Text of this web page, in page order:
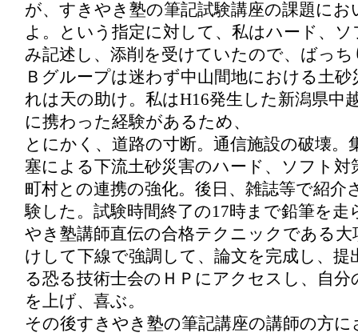
が、すきやき塾の筆記試験講座の課題にお
よ。という指定に対して、私はハード、
み記述し、添削を受けていたので、ばっち
Ｂグループは迷わず中山間地における土砂
れは天の助け。私はH16発生した新潟県中
に携わった経験があるため、
とにかく、道路の寸断。通信施設の破壊。
塞による下流土砂災害のハード、ソフト対
町村との連携の強化。後日、雑誌等で紹介
験した。試験時間終了の17時まで鉛筆を走
やき塾講師直伝の合格テクニックである大
けして下線で強調して、論文を完成し、提
る恐る技術士会のＨＰにアクセスし、自分
を上げ、喜ぶ。
その後すきやき塾の筆記講座の講師の方